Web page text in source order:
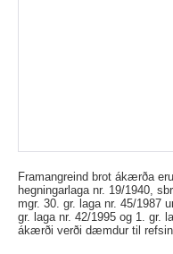
Framangreind brot ákærða
hegningarlaga nr. 19/1940,
mgr. 30. gr. laga nr. 45/1987
gr. laga nr. 42/1995 og 1. gr.
ákærði verði dæmdur til